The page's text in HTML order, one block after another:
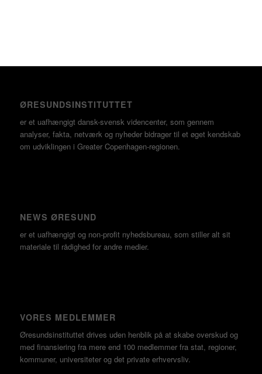
ØRESUNDSINSTITUTTET
er et uafhængigt dansk-svensk videncenter, som gennem
analyser, fakta, netværk og nyheder bidrager til et øget kendskab
om udviklingen i Greater Copenhagen-regionen.
NEWS ØRESUND
er et uafhængigt og non-profit nyhedsbureau, som stiller alt sit
materiale til rådighed for andre medier.
VORES MEDLEMMER
Øresundsinstituttet drives uden henblik på at skabe overskud og
med finansiering fra mere end 100 medlemmer fra stat, regioner,
kommuner, universiteter og det private erhvervsliv.